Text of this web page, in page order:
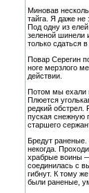
Миновав
тайга. Я даже не
Под одну из
зеленой шинели
только сдаться
Повар Серегин
ноге мерзлого
действии.
Потом мы ехали
Плюется
редкий обстрел.
пуская снежную
старшего
Бредут
некогда.
храбрые воины
соединилась с
гибнут. К тому
были раненые,